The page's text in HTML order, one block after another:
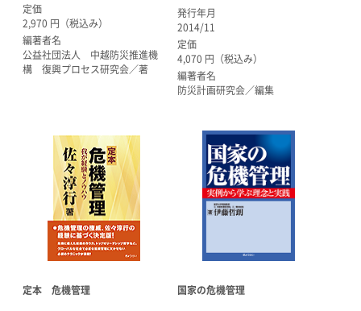
定価
2,970 円（税込み）
編著者名
公益社団法人 中越防災推進機
構 復興プロセス研究会／著
発行年月
2014/11
定価
4,070 円（税込み）
編著者名
防災計画研究会／編集
定本 危機管理 国家の危機管理